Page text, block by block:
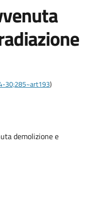
30;285~art193)
demolizione e